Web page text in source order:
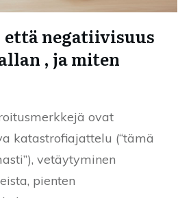
negatiivisuus
, ja miten
ovat
katastrofiajattelu (“tämä
vetäytyminen
pienten